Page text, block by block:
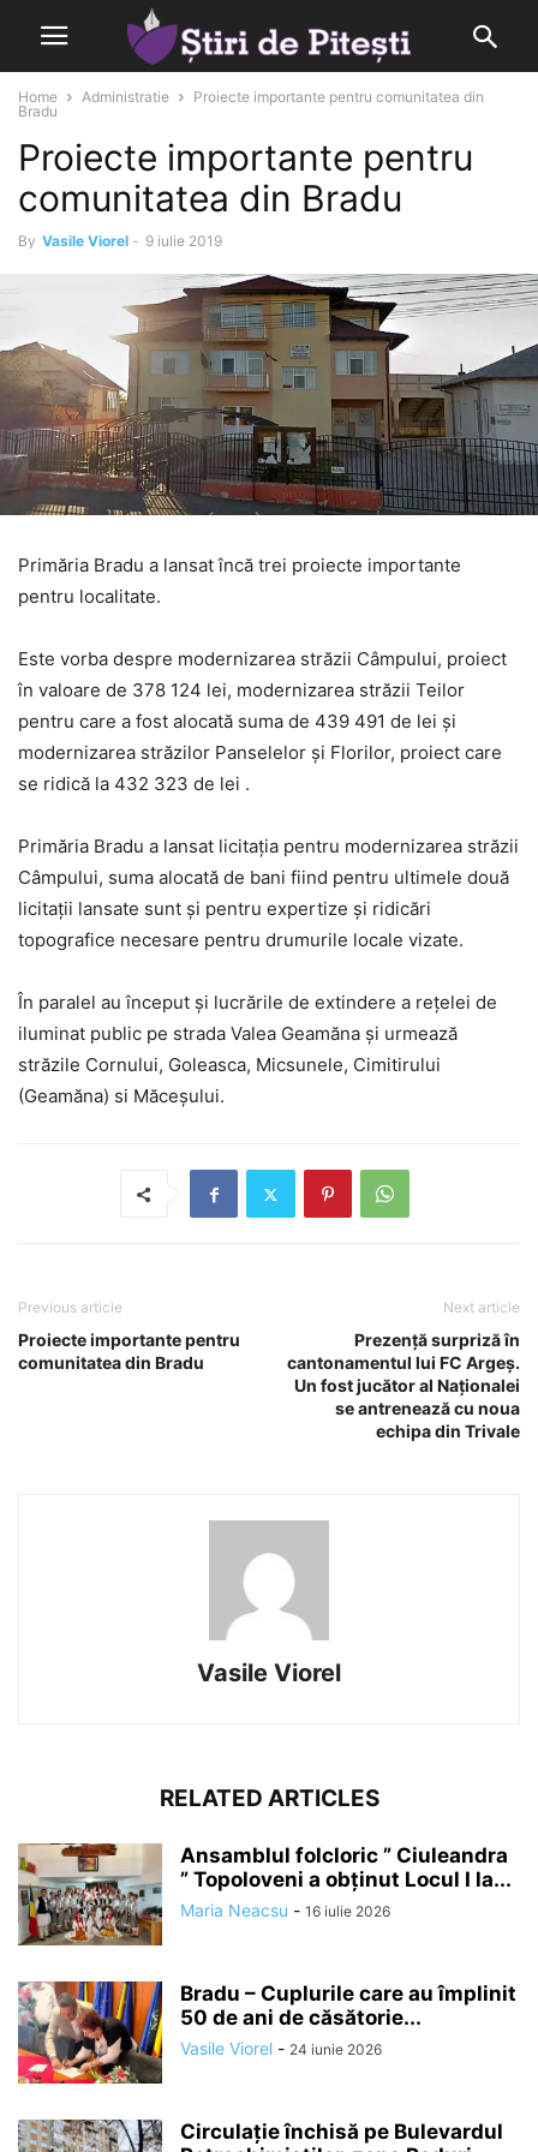
Home Administratie
Proiecte importante pentru comunitatea din
Bradu
Proiecte importante pentru
comunitatea din Bradu
By Vasile Viorel - 9 iulie 2019
Primăria Bradu a lansat încă trei proiecte importante
pentru localitate.
Este vorba despre modernizarea străzii Câmpului, proiect
în valoare de 378 124 lei, modernizarea străzii Teilor
pentru care a fost alocată suma de 439 491 de lei și
modernizarea străzilor Panselelor și Florilor, proiect care
se ridică la 432 323 de lei .
Primăria Bradu a lansat licitaţia pentru modernizarea străzii
Câmpului, suma alocată de bani fiind pentru ultimele două
licitaţii lansate sunt şi pentru expertize şi ridicări
topografice necesare pentru drumurile locale vizate.
În paralel au început și lucrările de extindere a rețelei de
iluminat public pe strada Valea Geamăna și urmează
străzile Cornului, Goleasca, Micsunele, Cimitirului
(Geamăna) si Măceșului.
Previous article
Proiecte importante pentru
comunitatea din Bradu
Next article
Prezență surpriză în
cantonamentul lui FC Argeș.
Un fost jucător al Naționalei
se antrenează cu noua
echipa din Trivale
Vasile Viorel
RELATED ARTICLES
Ansamblul folcloric ” Ciuleandra
” Topoloveni a obținut Locul I la...
Maria Neacsu - 16 iulie 2026
Bradu – Cuplurile care au împlinit
50 de ani de căsătorie...
Vasile Viorel - 24 iunie 2026
Circulație închisă pe Bulevardul